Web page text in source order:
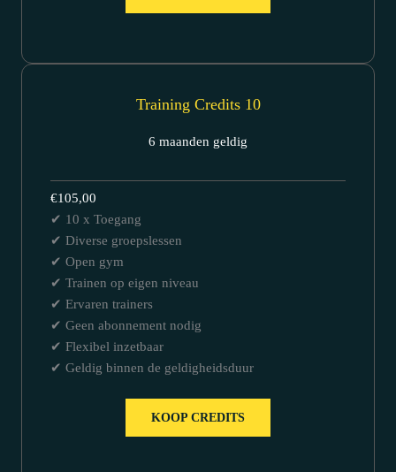
Training Credits 10
6 maanden geldig
€105,00
✔ 10 x Toegang
✔ Diverse groepslessen
✔ Open gym
✔ Trainen op eigen niveau
✔ Ervaren trainers
✔ Geen abonnement nodig
✔ Flexibel inzetbaar
✔ Geldig binnen de geldigheidsduur
KOOP CREDITS